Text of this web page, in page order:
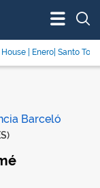
| Enero| Santo
Barceló